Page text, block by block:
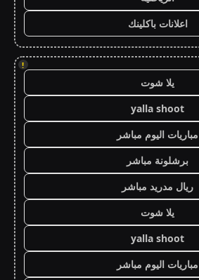
اعلانات باكلينك
!
يلا شوت
yalla shoot
مباريات اليوم مباشر
برشلونة مباشر
ريال مدريد مباشر
يلا شوت
yalla shoot
مباريات اليوم مباشر